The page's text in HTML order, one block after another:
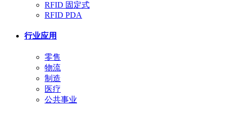
RFID 固定式
RFID PDA
行业应用
零售
物流
制造
医疗
公共事业